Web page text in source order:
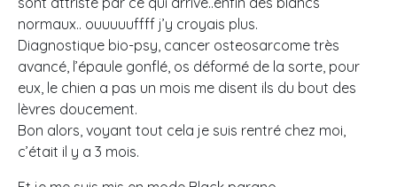
normaux.. ouuuuuffff j’y croyais plus.
Diagnostique bio-psy, cancer osteosarcome très
avancé, l’épaule gonflé, os déformé de la sorte, pour
eux, le chien a pas un mois me disent ils du bout des
lèvres doucement.
Bon alors, voyant tout cela je suis rentré chez moi,
c’était il y a 3 mois.